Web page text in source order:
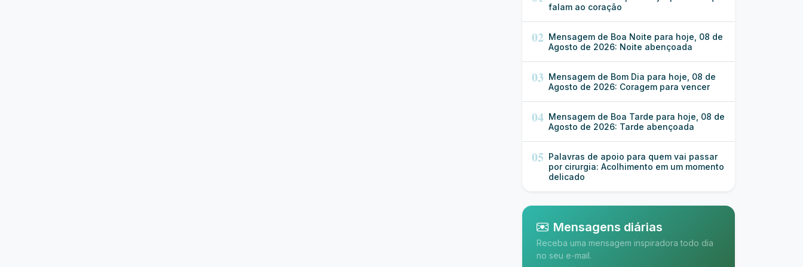
falam ao coração
02 Mensagem de Boa Noite para hoje, 08 de
Agosto de 2026: Noite abençoada
03 Mensagem de Bom Dia para hoje, 08 de
Agosto de 2026: Coragem para vencer
04 Mensagem de Boa Tarde para hoje, 08 de
Agosto de 2026: Tarde abençoada
05 Palavras de apoio para quem vai passar
por cirurgia: Acolhimento em um momento
delicado
Mensagens diárias
Receba uma mensagem inspiradora todo dia
no seu e-mail.